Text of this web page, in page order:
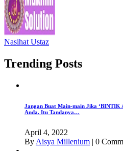
Nasihat Ustaz
Trending Posts
Jangan Buat Main-main Jika ‘BINTIK
Anda. Itu Tandanya…
April 4, 2022
By Aisya Millenium | 0